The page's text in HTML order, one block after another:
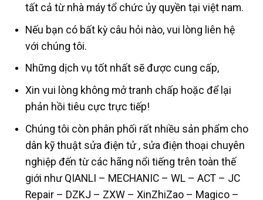
tất cả từ nhà máy tổ chức ủy quyền tại việt nam.
Nếu bạn có bất kỳ câu hỏi nào, vui lòng liên hệ
với chúng tôi.
Những dịch vụ tốt nhất sẽ được cung cấp,
Xin vui lòng không mở tranh chấp hoặc để lại
phản hồi tiêu cực trực tiếp!
Chúng tôi còn phân phối rất nhiều sản phẩm cho
dân kỹ thuật sửa điện tử , sửa điện thoại chuyên
nghiệp đến từ các hãng nổi tiếng trên toàn thế
giới như QIANLI – MECHANIC – WL – ACT – JC
Repair – DZKJ – ZXW – XinZhiZao – Magico –